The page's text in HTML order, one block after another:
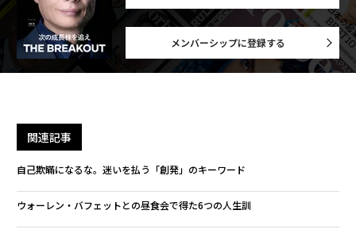
メンバーシップに登録する
関連記事
自己欺瞞になるな。迷いを払う「創発」のキーワード
ウォーレン・バフェットとの昼食会で得た6つの人生訓